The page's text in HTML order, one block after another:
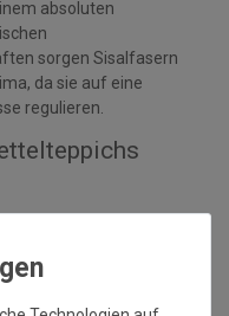
absoluten
sorgen Sisalfasern
da sie auf eine
regulieren.